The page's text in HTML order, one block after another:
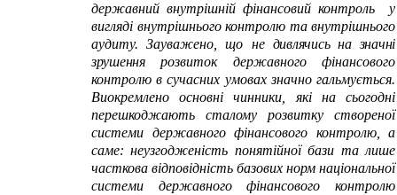
державний внутрішній фінансовий контроль у
вигляді внутрішнього контролю та внутрішнього
аудиту. Зауважено, що не дивлячись на значні
зрушеннярозвиток державного фінансового
контролю в сучасних умовах значно гальмується.
Виокремлено основні чинники, які на сьогодні
перешкоджають сталому розвитку створеної
системи державного фінансового контролю, а
саме: неузгодженість понятійної бази та лише
часткова відповідність базових норм національної
системи державного фінансового контролю